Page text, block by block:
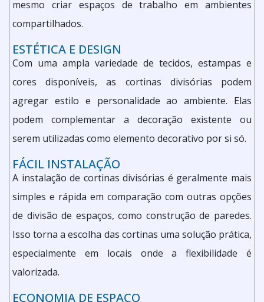
mesmo criar espaços de trabalho em ambientes
compartilhados.
ESTÉTICA E DESIGN
Com uma ampla variedade de tecidos, estampas e
cores disponíveis, as cortinas divisórias podem
agregar estilo e personalidade ao ambiente. Elas
podem complementar a decoração existente ou
serem utilizadas como elemento decorativo por si só.
FÁCIL INSTALAÇÃO
A instalação de cortinas divisórias é geralmente mais
simples e rápida em comparação com outras opções
de divisão de espaços, como construção de paredes.
Isso torna a escolha das cortinas uma solução prática,
especialmente em locais onde a flexibilidade é
valorizada.
ECONOMIA DE ESPAÇO